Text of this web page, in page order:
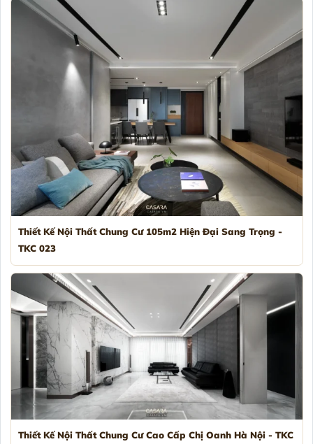
Thiết Kế Nội Thất Chung Cư 105m2 Hiện Đại Sang Trọng -
TKC 023
Thiết Kế Nội Thất Chung Cư Cao Cấp Chị Oanh Hà Nội - TKC